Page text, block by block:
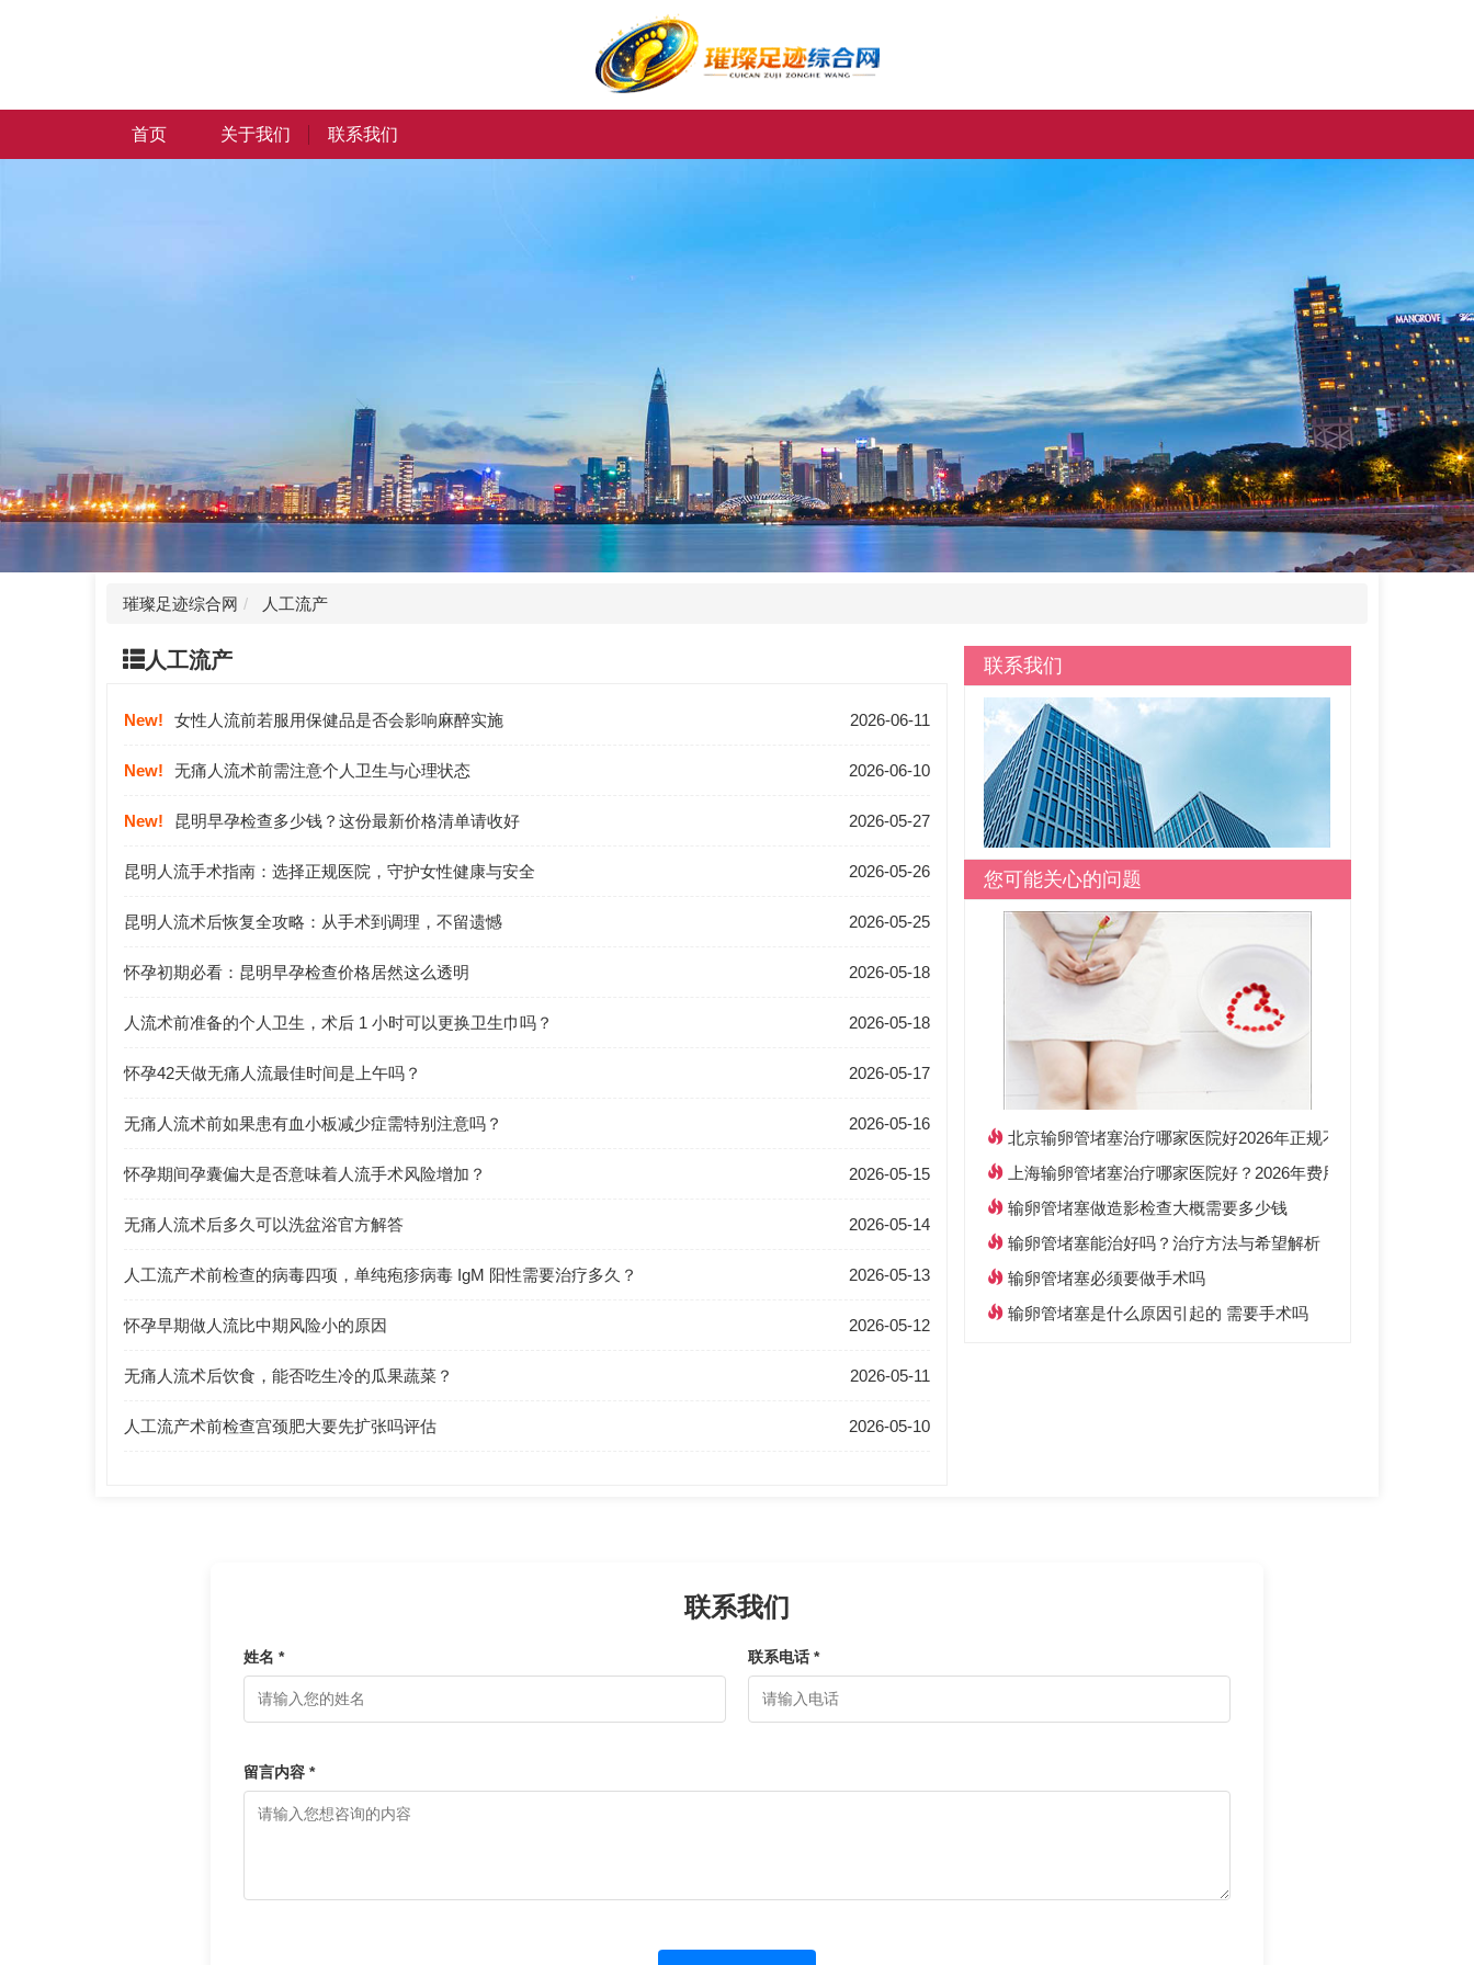
首页 关于我们 联系我们
璀璨足迹综合网 人工流产
人工流产
New! 女性人流前若服用保健品是否会影响麻醉实施 2026-06-11
New! 无痛人流术前需注意个人卫生与心理状态 2026-06-10
New! 昆明早孕检查多少钱？这份最新价格清单请收好 2026-05-27
昆明人流手术指南：选择正规医院，守护女性健康与安全 2026-05-26
昆明人流术后恢复全攻略：从手术到调理，不留遗憾 2026-05-25
怀孕初期必看：昆明早孕检查价格居然这么透明 2026-05-18
人流术前准备的个人卫生，术后 1 小时可以更换卫生巾吗？ 2026-05-18
怀孕42天做无痛人流最佳时间是上午吗？ 2026-05-17
无痛人流术前如果患有血小板减少症需特别注意吗？ 2026-05-16
怀孕期间孕囊偏大是否意味着人流手术风险增加？ 2026-05-15
无痛人流术后多久可以洗盆浴官方解答 2026-05-14
人工流产术前检查的病毒四项，单纯疱疹病毒 IgM 阳性需要治疗多久？ 2026-05-13
怀孕早期做人流比中期风险小的原因 2026-05-12
无痛人流术后饮食，能否吃生冷的瓜果蔬菜？ 2026-05-11
人工流产术前检查宫颈肥大要先扩张吗评估 2026-05-10
联系我们
您可能关心的问题
北京输卵管堵塞治疗哪家医院好2026年正规不孕不育专科推荐
上海输卵管堵塞治疗哪家医院好？2026年费用与专家选择攻略
输卵管堵塞做造影检查大概需要多少钱
输卵管堵塞能治好吗？治疗方法与希望解析
输卵管堵塞必须要做手术吗
输卵管堵塞是什么原因引起的 需要手术吗
联系我们
姓名 * 联系电话 *
留言内容 *